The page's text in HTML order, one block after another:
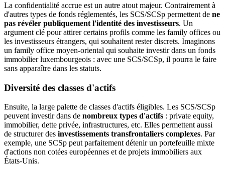
La confidentialité accrue est un autre atout majeur. Contrairement à
d'autres types de fonds réglementés, les SCS/SCSp permettent de ne
pas révéler publiquement l'identité des investisseurs. Un
argument clé pour attirer certains profils comme les family offices ou
les investisseurs étrangers, qui souhaitent rester discrets. Imaginons
un family office moyen-oriental qui souhaite investir dans un fonds
immobilier luxembourgeois : avec une SCS/SCSp, il pourra le faire
sans apparaître dans les statuts.
Diversité des classes d'actifs
Ensuite, la large palette de classes d'actifs éligibles. Les SCS/SCSp
peuvent investir dans de nombreux types d'actifs : private equity,
immobilier, dette privée, infrastructures, etc. Elles permettent aussi
de structurer des investissements transfrontaliers complexes. Par
exemple, une SCSp peut parfaitement détenir un portefeuille mixte
d'actions non cotées européennes et de projets immobiliers aux
États-Unis.